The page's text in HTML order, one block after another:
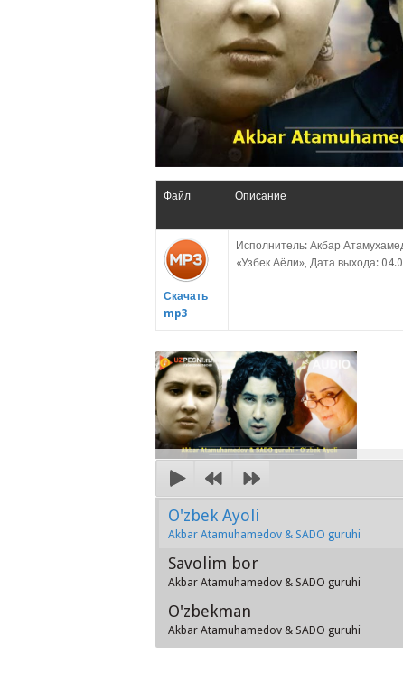
Файл Описание
Скачать
mp3
Исполнитель: Акбар
«Узбек Аёли», Дата выхода:
O'zbek Ayoli
Akbar Atamuhamedov & SADO guruhi
Savolim bor
Akbar Atamuhamedov & SADO guruhi
O'zbekman
Akbar Atamuhamedov & SADO guruhi